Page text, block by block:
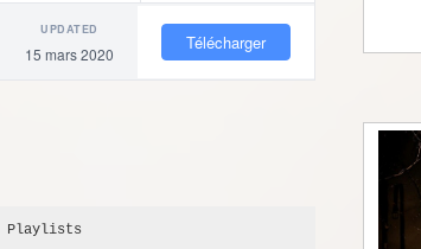
UPDATED
15 mars 2020
Télécharger
Playlists